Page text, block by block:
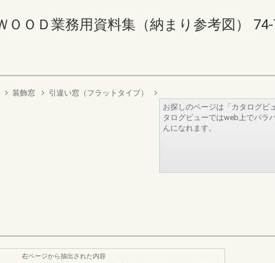
ＯＤ業務用資料集（納まり参考図）
装飾窓 引違い窓（フラットタイプ）
お探しのページは「カタログビ
タログビューではweb上でパラ
んになれます。
右ページから抽出された内容